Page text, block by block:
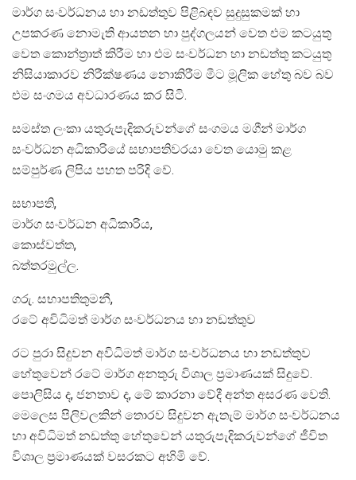
මාර්ග සංවර්ධනය හා නඩත්තුව පිළිබඳව සුදුසුකමක් හා
උපකරණ නොමැති ආයතන හා පුද්ගලයන් වෙත එම කටයුතු
වෙත කොන්ත්‍රාත් කිරීම හා එම සංවර්ධන හා නඩත්තු කටයුතු
නිසියාකාරව නිරීක්ෂණය නොකිරීම මීට මූලික හේතු බව බව
එම සංගමය අවධාරණය කර සිටි.
සමස්ත ලංකා යතුරුපැදිකරුවන්ගේ සංගමය මගීන් මාර්ග
සංවර්ධන අධිකාරියේ සභාපතිවරයා වෙත යොමු කළ
සම්පුර්ණ ලිපිය පහත පරිදි වේ.
සභාපති,
මාර්ග සංවර්ධන අධිකාරිය,
කොස්වත්ත,
බත්තරමුල්ල.
ගරු. සභාපතිතුමනී,
රටේ අවිධිමත් මාර්ග සංවර්ධනය හා නඩත්තුව
රට පුරා සිදුවන අවිධිමත් මාර්ග සංවර්ධනය හා නඩත්තුව
හේතුවෙන් රටේ මාර්ග අනතුරු විශාල ප්‍රමාණයක් සිදුවේ.
පොලිසිය ද, ජනතාව ද, මේ කාරනා වේදී අන්ත අසරණ වෙති.
මෙලෙස පිලිවලකින් තොරව සිදුවන ඇතැම් මාර්ග සංවර්ධනය
හා අවිධිමත් නඩත්තු හේතුවෙන් යතුරුපැදිකරුවන්ගේ ජීවිත
විශාල ප්‍රමාණයක් වසරකට අහිමි වේ.